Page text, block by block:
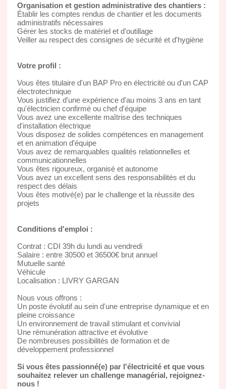
Organisation et gestion administrative des chantiers :
Établir les comptes rendus de chantier et les documents
administratifs nécessaires
Gérer les stocks de matériel et d'outillage
Veiller au respect des consignes de sécurité et d'hygiène
Votre profil :
Vous êtes titulaire d'un BAP Pro en électricité ou d'un CAP
électrotechnique
Vous justifiez d'une expérience d'au moins 3 ans en tant
qu'électricien confirmé ou chef d'équipe
Vous avez une excellente maîtrise des techniques
d'installation électrique
Vous disposez de solides compétences en management
et en animation d'équipe
Vous avez de remarquables qualités relationnelles et
communicationnelles
Vous êtes rigoureux, organisé et autonome
Vous avez un excellent sens des responsabilités et du
respect des délais
Vous êtes motivé(e) par le challenge et la réussite des
projets
Conditions d'emploi :
Contrat : CDI 39h du lundi au vendredi
Salaire : entre 30500 et 36500€ brut annuel
Mutuelle santé
Véhicule
Localisation : LIVRY GARGAN
Nous vous offrons :
Un poste évolutif au sein d'une entreprise dynamique et en
pleine croissance
Un environnement de travail stimulant et convivial
Une rémunération attractive et évolutive
De nombreuses possibilités de formation et de
développement professionnel
Si vous êtes passionné(e) par l'électricité et que vous
souhaitez relever un challenge managérial, rejoignez-
nous !